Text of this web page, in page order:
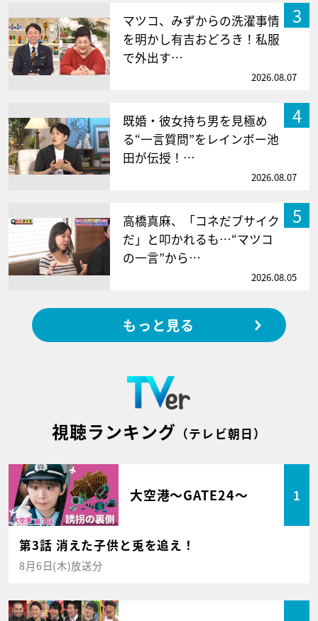
3
マツコ、みずからの洗濯事情
を明かし有吉おどろき！私服
で外出す…
2026.08.07
4
既婚・彼女持ち男を見極め
る“一言質問”をレインボー池
田が伝授！…
2026.08.07
5
高橋真麻、「コネだブサイク
だ」と叩かれるも…“マツコ
の一言”から…
2026.08.05
もっと見る
視聴ランキング （テレビ朝日）
大空港～GATE24～ 1
第3話 消えた子供と兎を追え！
8月6日(木)放送分